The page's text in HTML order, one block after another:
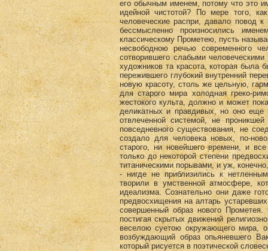
его обычным именем, потому что это
идейной чистотой? По мере того,
человеческие распри, давало повод
бессмысленно произносились
классическому Прометею, пусть
несвободною речью современного
сотворившего слабыми
художников та красота, которая была
пережившего глубокий внутренний
новую красоту, столь же цельную,
для старого мира холодная греко-
жестокого культа, должно и может
деликатных и правдивых, но оно еще
отвлеченной системой, не
повседневного существования, не
создало для человека новых, по-
старого, ни новейшего времени, и
только до некоторой степени
титаническими порывами, и уж,
- нигде не приблизились к
творили в умственной атмосфере,
идеализма. Сознательно они даже
предвосхищения на алтарь
совершенный образ нового
постигая скрытых движений
веселою суетою окружающего мира,
возбуждающий образ опьяневшего
который рисуется в поэтической